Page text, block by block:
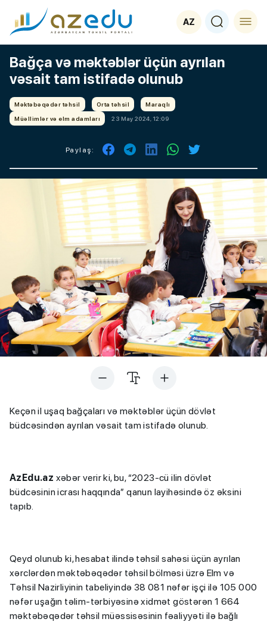
AZ
Bağça və məktəblər üçün ayrılan
vəsait tam istifadə olunub
Məktəbəqədər təhsil Orta təhsil
Maraqlı
Müəllimlər və elm adamları
23 May 2024, 12:09
Paylaş:
Keçən il uşaq bağçaları və məktəblər üçün dövlət
büdcəsindən ayrılan vəsait tam istifadə olunub.
AzEdu.az xəbər verir ki, bu, “2023-cü ilin dövlət
büdcəsinin icrası haqqında” qanun layihəsində öz əksini
tapıb.
Qeyd olunub ki, hesabat ilində təhsil sahəsi üçün ayrılan
xərclərdən məktəbəqədər təhsil bölməsi üzrə Elm və
Təhsil Nazirliyinin tabeliyində 38 081 nəfər işçi ilə 105 000
nəfər uşağın təlim-tərbiyəsinə xidmət göstərən 1 664
məktəbəqədər təhsil müəssisəsinin fəaliyyəti ilə bağlı